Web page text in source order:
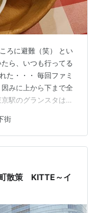
ろに避難（笑） とい
ら、いつも行ってる
た・・・ 毎回ファミ
みに上から下まで全
駅のグランスタは混
延ばしてタイ料理店
てランチタイム終わ
ットを頼んでみた テ
ル・ガパオ・グリー
シーセット ヤムウン
街
散策 KITTE～イ